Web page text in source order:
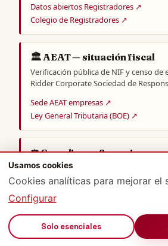
Datos abiertos Registradores ↗
Colegio de Registradores ↗
🏛️ AEAT — situación fiscal
Verificación pública de NIF y censo de
Ridder Corporate Sociedad de
Sede AEAT empresas ↗
Ley General Tributaria (BOE) ↗
⚖️ Compliance & sanciones
Antecedentes administrativos,
internacionales sobre Ridder
Responsabilidad Limitada.
OpenSanctions ↗
CNMC · Competencia ↗
Usamos cookies
Cookies analíticas para mejorar el
Configurar
Solo esenciales